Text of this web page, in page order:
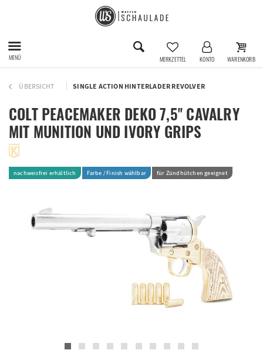
MENÜ MERKZETTEL KONTO WARENKORB
ÜBERSICHT SINGLE ACTION HINTERLADER REVOLVER
COLT PEACEMAKER DEKO 7,5'' CAVALRY
MIT MUNITION UND IVORY GRIPS
nachweisfrei erhältlich Farbe / Finish wählbar für Zündhütchen geeignet